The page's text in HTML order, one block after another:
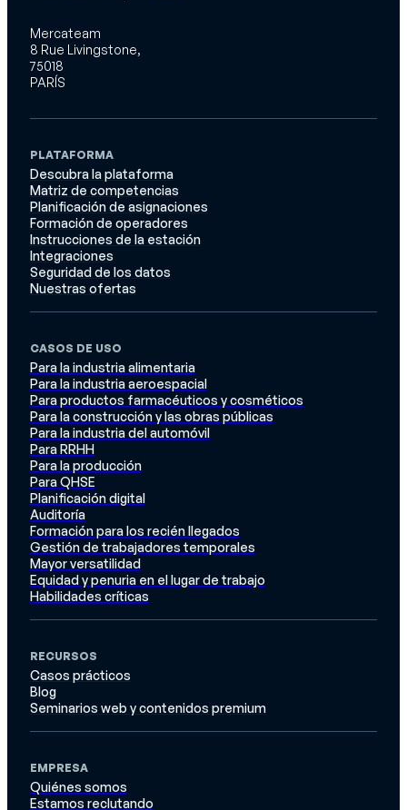
Mercateam
8 Rue Livingstone,
75018
PARÍS
PLATAFORMA
Descubra la plataforma
Matriz de competencias
Planificación de asignaciones
Formación de operadores
Instrucciones de la estación
Integraciones
Seguridad de los datos
Nuestras ofertas
CASOS DE USO
Para la industria alimentaria
Para la industria aeroespacial
Para productos farmacéuticos y cosméticos
Para la construcción y las obras públicas
Para la industria del automóvil
Para RRHH
Para la producción
Para QHSE
Planificación digital
Auditoría
Formación para los recién llegados
Gestión de trabajadores temporales
Mayor versatilidad
Equidad y penuria en el lugar de trabajo
Habilidades críticas
RECURSOS
Casos prácticos
Blog
Seminarios web y contenidos premium
EMPRESA
Quiénes somos
Estamos reclutando